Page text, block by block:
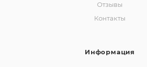
Отзывы
Контакты
Информация